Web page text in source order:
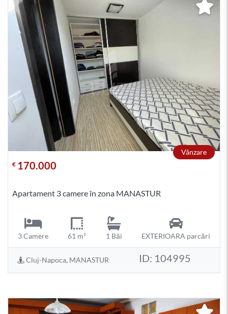
Vânzare
€ 170.000
Apartament 3 camere în zona MANASTUR
3 Camere 61 m² 1 Băi EXTERIOARA parcări
Cluj-Napoca, MANASTUR ID: 104995